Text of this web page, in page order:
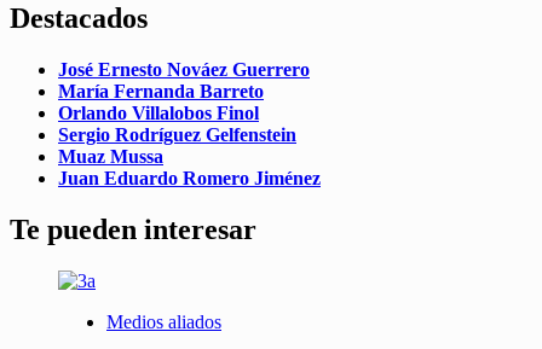
Destacados
José Ernesto Nováez Guerrero
María Fernanda Barreto
Orlando Villalobos Finol
Sergio Rodríguez Gelfenstein
Muaz Mussa
Juan Eduardo Romero Jiménez
Te pueden interesar
Medios aliados